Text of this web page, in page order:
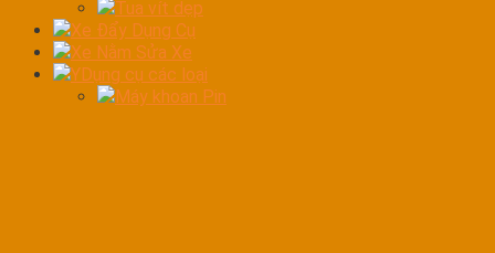
Tua vít dẹp
Xe Đẩy Dụng Cụ
Xe Nằm Sửa Xe
YDụng cụ các loại
Máy khoan Pin